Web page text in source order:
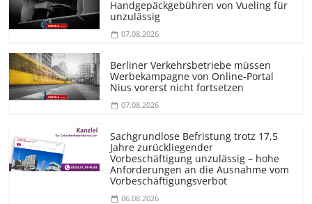
Handgepäckgebühren von Vueling für
unzulässig
07.08.2026
Berliner Verkehrsbetriebe müssen
Werbekampagne von Online-Portal
Nius vorerst nicht fortsetzen
07.08.2026
Sachgrundlose Befristung trotz 17,5
Jahre zurückliegender
Vorbeschäftigung unzulässig – hohe
Anforderungen an die Ausnahme vom
Vorbeschäf­tigungsverbot
06.08.2026